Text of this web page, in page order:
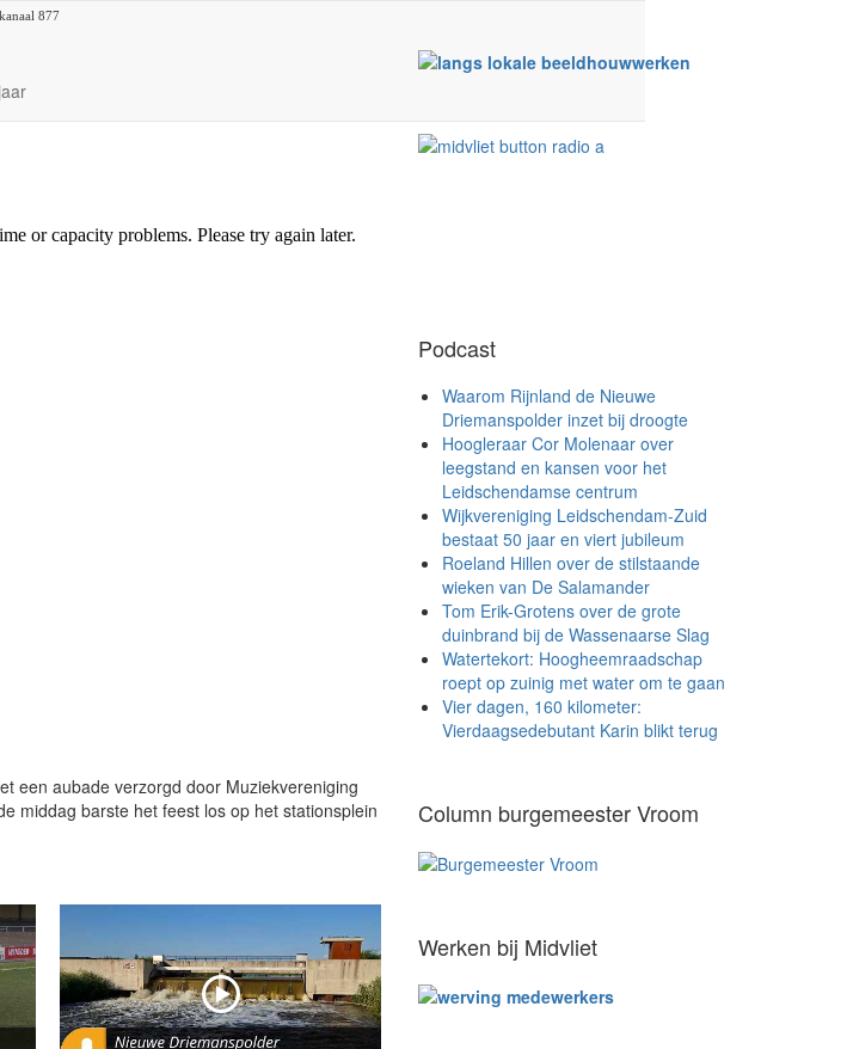
kanaal 877
een aubade verzorgd door Muziekvereniging
middag barste het feest los op het stationsplein
Podcast
Waarom Rijnland de Nieuwe
Driemanspolder inzet bij droogte
Hoogleraar Cor Molenaar over
leegstand en kansen voor het
Leidschendamse centrum
Wijkvereniging Leidschendam-Zuid
bestaat 50 jaar en viert jubileum
Roeland Hillen over de stilstaande
wieken van De Salamander
Tom Erik-Grotens over de grote
duinbrand bij de Wassenaarse Slag
Watertekort: Hoogheemraadschap
roept op zuinig met water om te gaan
Vier dagen, 160 kilometer:
Vierdaagsedebutant Karin blikt terug
Column burgemeester Vroom
Werken bij Midvliet